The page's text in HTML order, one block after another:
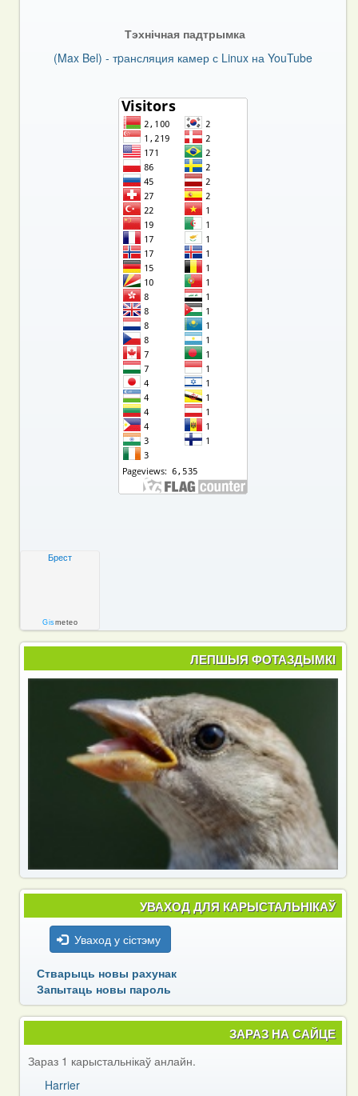
Тэхнічная падтрымка
(Max Bel) - тpансляция камер с Linux на YouTube
Брест
Gismeteo
ЛЕПШЫЯ ФОТАЗДЫМКІ
УВАХОД ДЛЯ КАРЫСТАЛЬНІКАЎ
Уваход у сістэму
Стварыць новы рахунак
Запытаць новы пароль
ЗАРАЗ НА САЙЦЕ
Зараз 1 карыстальнікаў анлайн.
Harrier